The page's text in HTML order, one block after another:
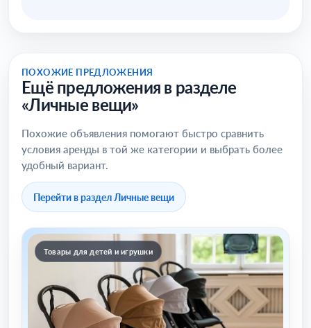
ПОХОЖИЕ ПРЕДЛОЖЕНИЯ
Ещё предложения в разделе
«Личные вещи»
Похожие объявления помогают быстро сравнить
условия аренды в той же категории и выбрать более
удобный вариант.
Перейти в раздел Личные вещи
Товары для детей и игрушки